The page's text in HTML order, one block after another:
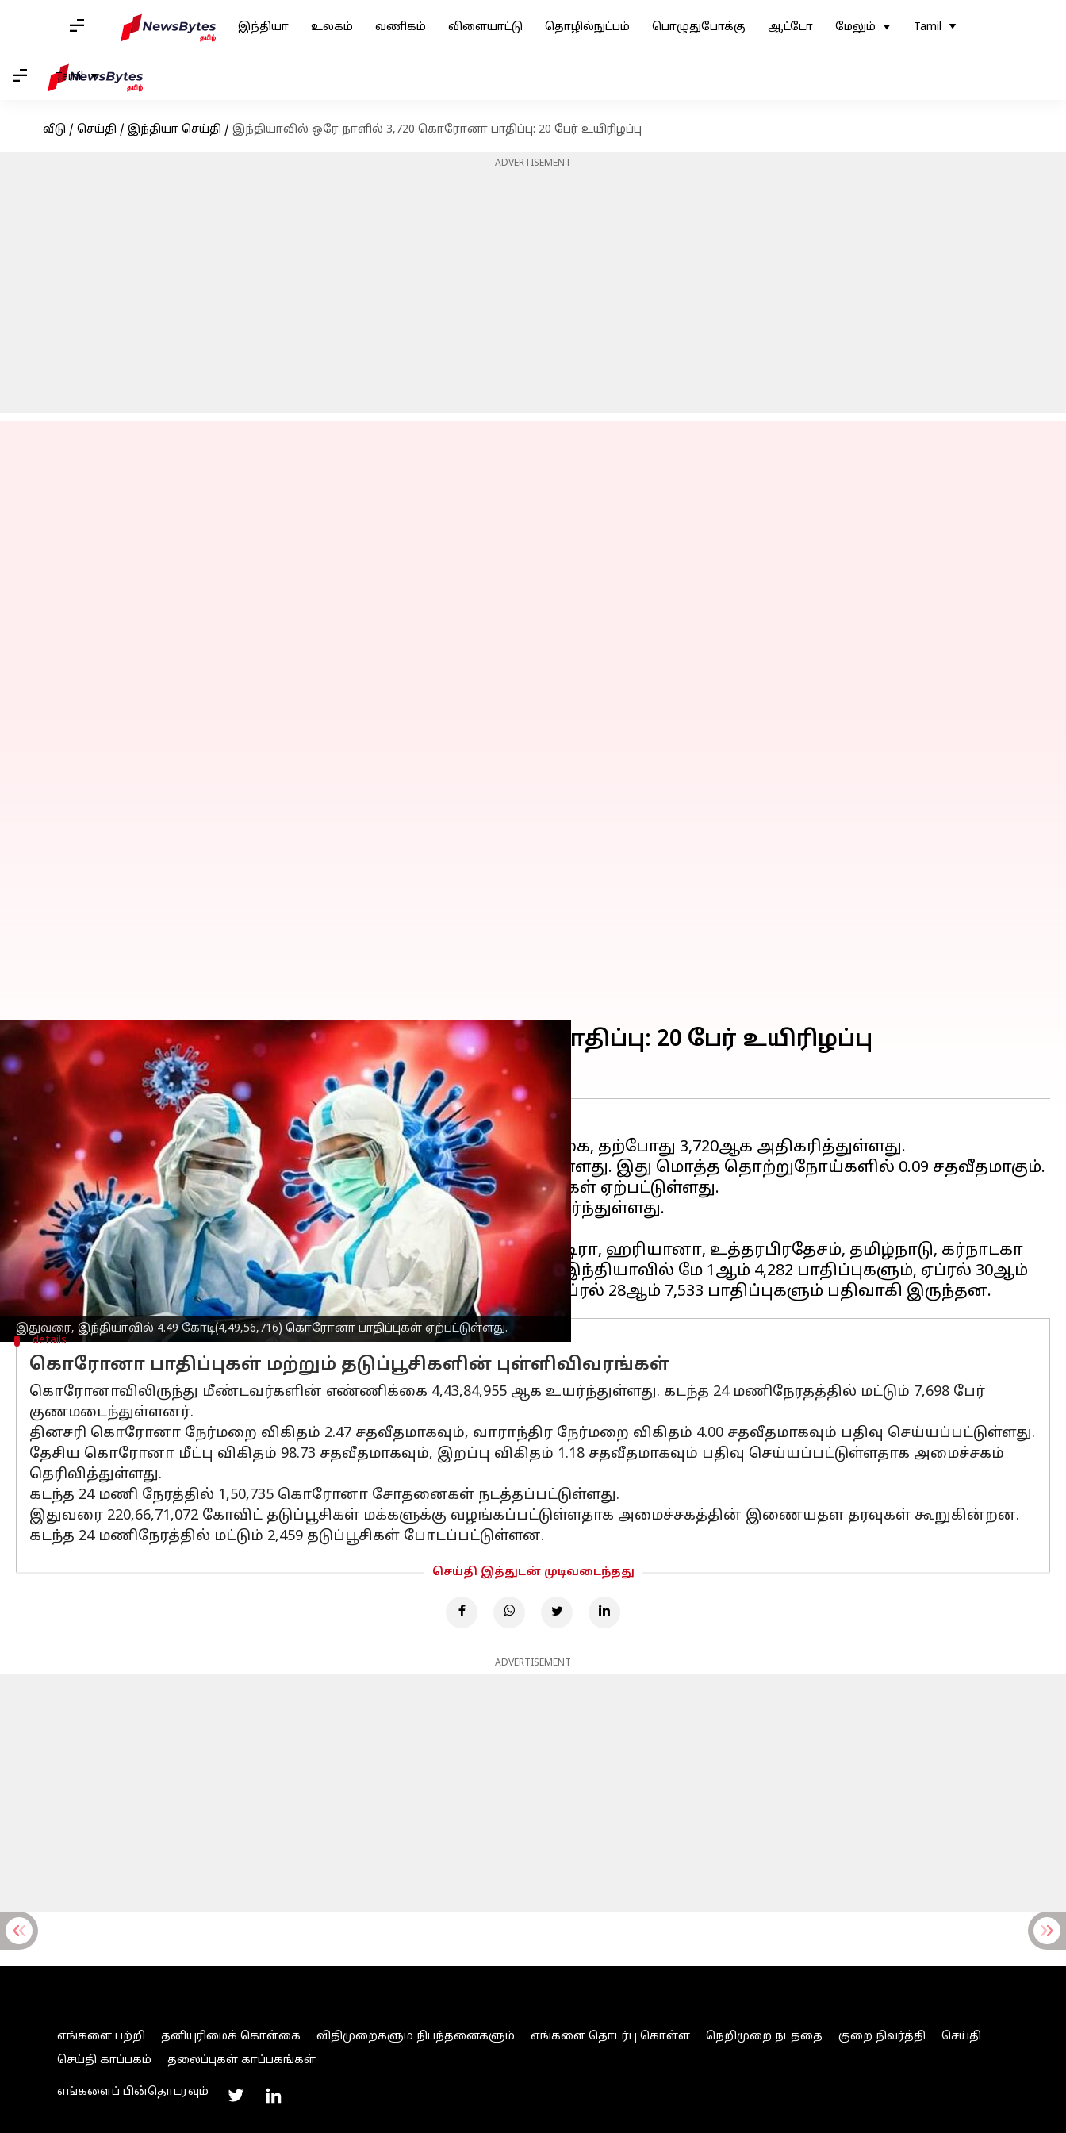
இந்தியா உலகம் வணிகம் விளையாட்டு தொழில்நுட்பம் பொழுதுபோக்கு ஆட்டோ மேலும் Tamil
Tamil
வீடு / செய்தி / இந்தியா செய்தி / இந்தியாவில் ஒரே நாளில் 3,720 கொரோனா பாதிப்பு: 20 பேர் உயிரிழப்பு
ADVERTISEMENT
இதுவரை, இந்தியாவில் 4.49 கோடி(4,49,56,716) கொரோனா பாதிப்புகள் ஏற்பட்டுள்ளது.
இந்தியாவில் ஒரே நாளில் 3,720 கொரோனா பாதிப்பு: 20 பேர் உயிரிழப்பு
எழுதியவர் May 03, 2023
செய்தி முன்னோட்டம்
நேற்று(மே-2) 3,325ஆக இருந்த தினசரிகொரோனா
இந்தியாவில் செயலில் உள்ள கொரோனா 40,177ஆக சரிவடைந்துள்ளது. இது மொத்த தொற்றுநோய்களில் 0.09 சதவீதமாகும்.
இதுவரை, இந்தியாவில் 4.49 கோடி(4,49,56,716) கொரோனா பாதிப்புகள் ஏற்பட்டுள்ளது.
கொரோனாவால் இதுவரை ஏற்பட்ட உயிரிழப்புகள் 5,31,584 ஆக உயர்ந்துள்ளது.
கடந்த 24 மணிநேரதத்தில் மட்டும் 20 இறப்புகள் பதிவாகியுள்ளன.
பெரும்பாலான கொரோனா பாதிப்புகள் கேரளா, டெல்லி, மகாராஷ்டிரா, ஹரியானா, உத்தரபிரதேசம், தமிழ்நாடு, கர்நாடகா
மற்றும் ராஜஸ்தான் ஆகிய எட்டு மாநிலங்களில் பதிவாகியுள்ளன. இந்தியாவில் மே 1ஆம் 4,282 பாதிப்புகளும், ஏப்ரல் 30ஆம்
details
கொரோனா பாதிப்புகள் மற்றும் தடுப்பூசிகளின் புள்ளிவிவரங்கள்
கொரோனாவிலிருந்து மீண்டவர்களின் எண்ணிக்கை 4,43,84,955 ஆக உயர்ந்துள்ளது. கடந்த 24 மணிநேரதத்தில் மட்டும் 7,698 பேர்
குணமடைந்துள்ளனர்.
தினசரி கொரோனா நேர்மறை விகிதம் 2.47 சதவீதமாகவும், வாராந்திர நேர்மறை விகிதம் 4.00 சதவீதமாகவும் பதிவு செய்யப்பட்டுள்ளது.
தேசிய கொரோனா மீட்பு விகிதம் 98.73 சதவீதமாகவும், இறப்பு விகிதம் 1.18 சதவீதமாகவும் பதிவு செய்யப்பட்டுள்ளதாக அமைச்சகம்
தெரிவித்துள்ளது.
கடந்த 24 மணி நேரத்தில் 1,50,735 கொரோனா சோதனைகள் நடத்தப்பட்டுள்ளது.
இதுவரை 220,66,71,072 கோவிட் தடுப்பூசிகள் மக்களுக்கு வழங்கப்பட்டுள்ளதாக அமைச்சகத்தின் இணையதள தரவுகள் கூறுகின்றன.
கடந்த 24 மணிநேரத்தில் மட்டும் 2,459 தடுப்பூசிகள் போடப்பட்டுள்ளன.
செய்தி இத்துடன் முடிவடைந்தது
ADVERTISEMENT
எங்களை பற்றி தனியுரிமைக் கொள்கை விதிமுறைகளும் நிபந்தனைகளும் எங்களை தொடர்பு கொள்ள நெறிமுறை நடத்தை குறை நிவர்த்தி
செய்தி
செய்தி காப்பகம்
தலைப்புகள் காப்பகங்கள்
எங்களைப் பின்தொடரவும்